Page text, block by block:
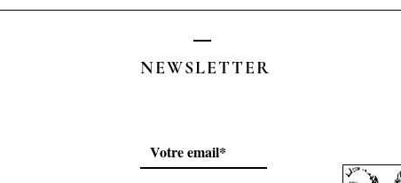
NEWSLETTER